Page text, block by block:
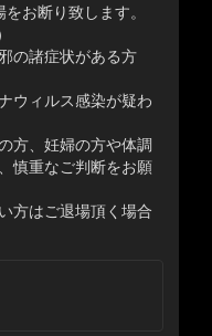
お断り致します。
の諸症状がある方
ウィルス感染が疑わ
方、妊婦の方や体調
慎重なご判断をお願
方はご退場頂く場合